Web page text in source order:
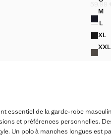
MÉLANGÉ MAILLE CÔTELÉE
MÉLANGÉ MAILLE CÔTELÉE
MÉLANGÉ MAILLE CÔTELÉE
MÉLANGÉ MAILLE CÔTELÉE
MÉLANGÉ MAILLE CÔTELÉE
M
L
XL
XXL
Prix
59,99 €
Couleurs
essentiel de la garde-robe
et préférences personnelles.
Un polo à manches longues est